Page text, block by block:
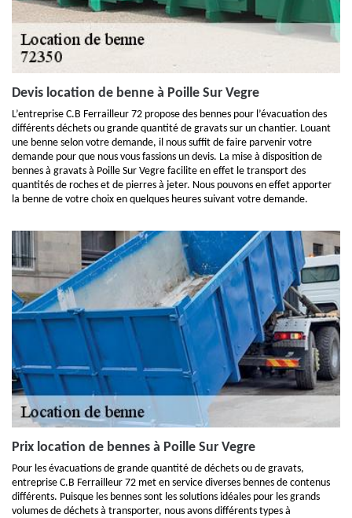
Devis location de benne à Poille Sur Vegre
L’entreprise C.B Ferrailleur 72 propose des bennes pour l’évacuation des
différents déchets ou grande quantité de gravats sur un chantier. Louant
une benne selon votre demande, il nous suffit de faire parvenir votre
demande pour que nous vous fassions un devis. La mise à disposition de
bennes à gravats à Poille Sur Vegre facilite en effet le transport des
quantités de roches et de pierres à jeter. Nous pouvons en effet apporter
la benne de votre choix en quelques heures suivant votre demande.
Prix location de bennes à Poille Sur Vegre
Pour les évacuations de grande quantité de déchets ou de gravats,
entreprise C.B Ferrailleur 72 met en service diverses bennes de contenus
différents. Puisque les bennes sont les solutions idéales pour les grands
volumes de déchets à transporter, nous avons différents types à